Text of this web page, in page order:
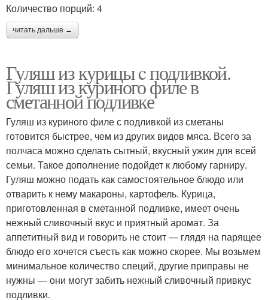
Количество порций: 4
читать дальше →
Гуляш из курицы c подливкой.
Гуляш из куриного филе в
сметанной подливке
Гуляш из куриного филе с подливкой из сметаны
готовится быстрее, чем из других видов мяса. Всего за
полчаса можно сделать сытный, вкусный ужин для всей
семьи. Такое дополнение подойдет к любому гарниру.
Гуляш можно подать как самостоятельное блюдо или
отварить к нему макароны, картофель. Курица,
приготовленная в сметанной подливке, имеет очень
нежный сливочный вкус и приятный аромат. За
аппетитный вид и говорить не стоит — глядя на парящее
блюдо его хочется съесть как можно скорее. Мы возьмем
минимальное количество специй, другие приправы не
нужны — они могут забить нежный сливочный привкус
подливки.